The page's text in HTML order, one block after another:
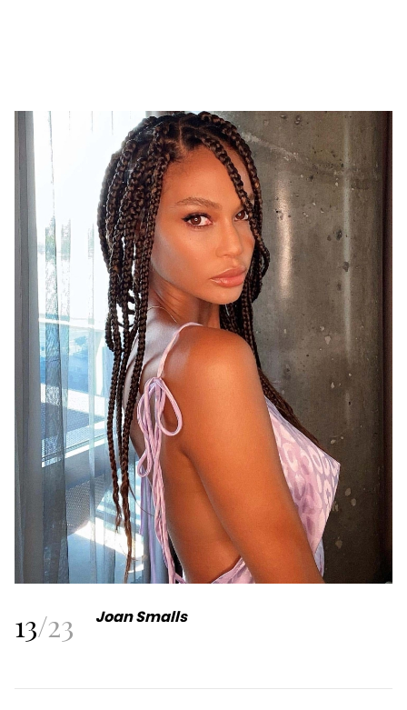
13/23 Joan Smalls